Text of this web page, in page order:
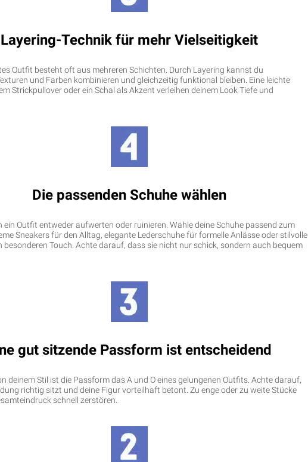
Layering-Technik für mehr Vielseitigkeit
Outfit besteht oft aus mehreren Schichten. Durch Layering kannst du
und Farben kombinieren und gleichzeitig funktional bleiben. Eine leichte
Strickpullover oder ein Schal als Akzent verleihen deinem Look Tiefe und
Die passenden Schuhe wählen
ein Outfit entweder aufwerten oder ruinieren. Wähle deine Schuhe passend zum
Sneakers für den Alltag, elegante Lederschuhe für formelle Anlässe oder stilvolle
besonderen Touch. Achte darauf, dass sie nicht nur schick, sondern auch bequem
gut sitzende Passform ist entscheidend
deinem Stil ist die Passform das A und O eines gelungenen Outfits. Achte darauf,
richtig sitzt und deine Figur vorteilhaft betont. Zu enge oder zu weite Stücke
schnell zerstören.